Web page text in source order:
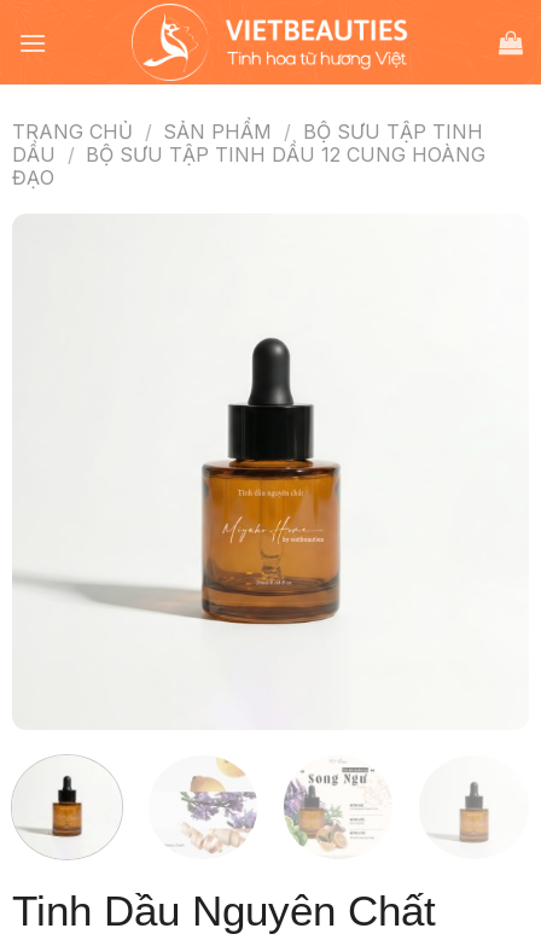
đến
TRANG CHỦ / SẢN PHẨM / BỘ SƯU TẬP TINH
DẦU
/ BỘ SƯU TẬP TINH DẦU 12 CUNG HOÀNG
ĐẠO
Tinh Dầu Nguyên Chất